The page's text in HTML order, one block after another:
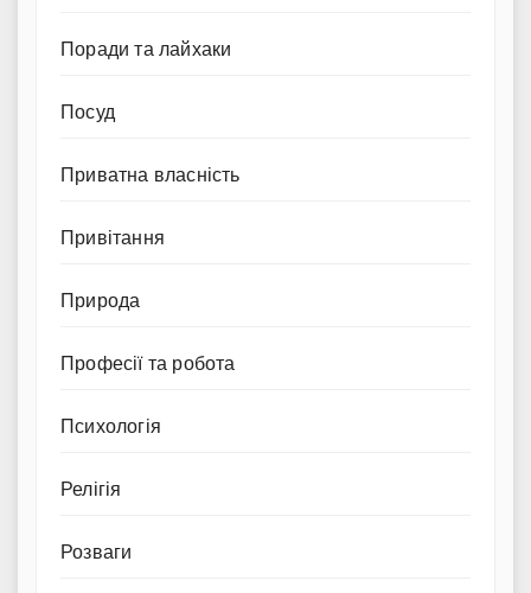
Поради та лайхаки
Посуд
Приватна власність
Привітання
Природа
Професії та робота
Психологія
Релігія
Розваги